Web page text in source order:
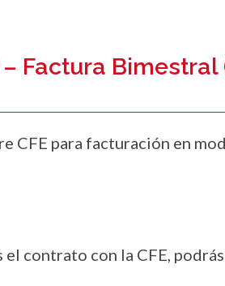
Factura Bimestral
CFE para facturación en
el contrato con la CFE,